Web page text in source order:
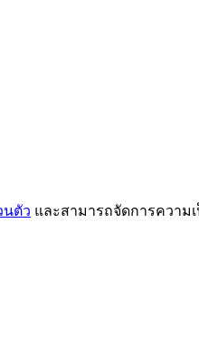
นตัว และสามารถจัดการความ